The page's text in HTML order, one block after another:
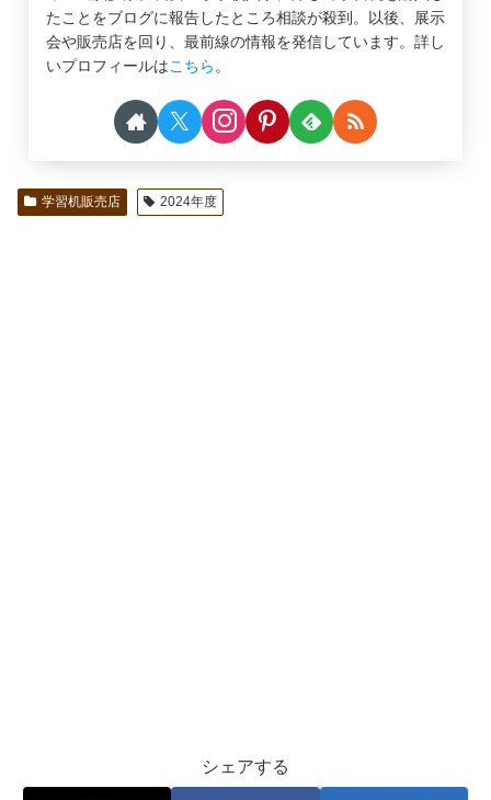
たことをブログに報告したところ相談が殺到。以後、展示
会や販売店を回り、最前線の情報を発信しています。詳し
いプロフィールはこちら。
学習机販売店 2024年度
シェアする